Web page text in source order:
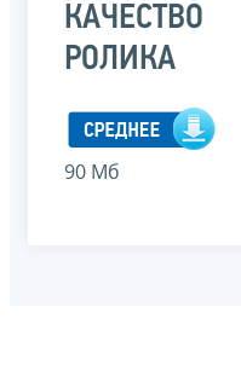
КАЧЕСТВО
РОЛИКА
90 Мб